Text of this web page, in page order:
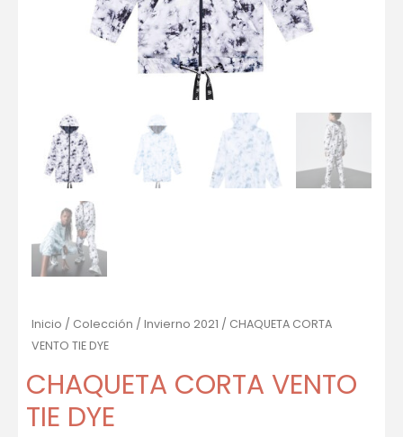
Inicio / Colección / Invierno 2021 / CHAQUETA CORTA
VENTO TIE DYE
CHAQUETA CORTA VENTO
TIE DYE